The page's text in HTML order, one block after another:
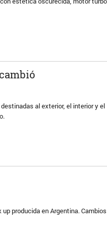
al exterior, el interior y el
producida en Argentina.